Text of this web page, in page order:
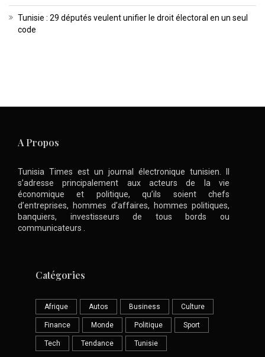
Tunisie : 29 députés veulent unifier le droit électoral en un seul
code
A Propos
Tunisia Times est un journal électronique tunisien. Il
s’adresse principalement aux acteurs de la vie
économique et politique, qu’ils soient chefs
d’entreprises, hommes d’affaires, hommes politiques,
banquiers, investisseurs de tous bords ou
communicateurs .
Catégories
Afrique Autos Business Culture
Finance Monde Politique Sport
Tech Tendance Tunisie